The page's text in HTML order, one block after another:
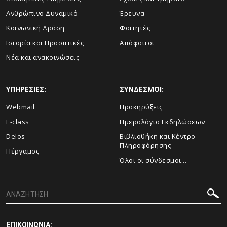
Ανθρώπινο Δυναμικό
Κοινωνική Δράση
Ιστορία και Προοπτικές
Νέα και ανακοινώσεις
Έρευνα
Φοιτητές
Απόφοιτοι
ΥΠΗΡΕΣΙΕΣ:
Webmail
E-class
Delos
Πέργαμος
ΣΥΝΔΕΣΜΟΙ:
Προκηρύξεις
Ημερολόγιο Εκδηλώσεων
Βιβλιοθήκη και Κέντρο
Πληροφόρησης
Όλοι οι σύνδεσμοι...
ΕΠΙΚΟΙΝΩΝΙΑ: